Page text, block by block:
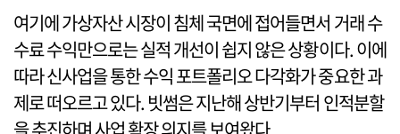
여기에 가상자산 시장이 침체 국면에 접어들면서 거래 수
수료 수익만으로는 실적 개선이 쉽지 않은 상황이다. 이에
따라 신사업을 통한 수익 포트폴리오 다각화가 중요한 과
제로 떠오르고 있다. 빗썸은 지난해 상반기부터 인적분할
을 추진하며 사업 확장 의지를 보여왔다.